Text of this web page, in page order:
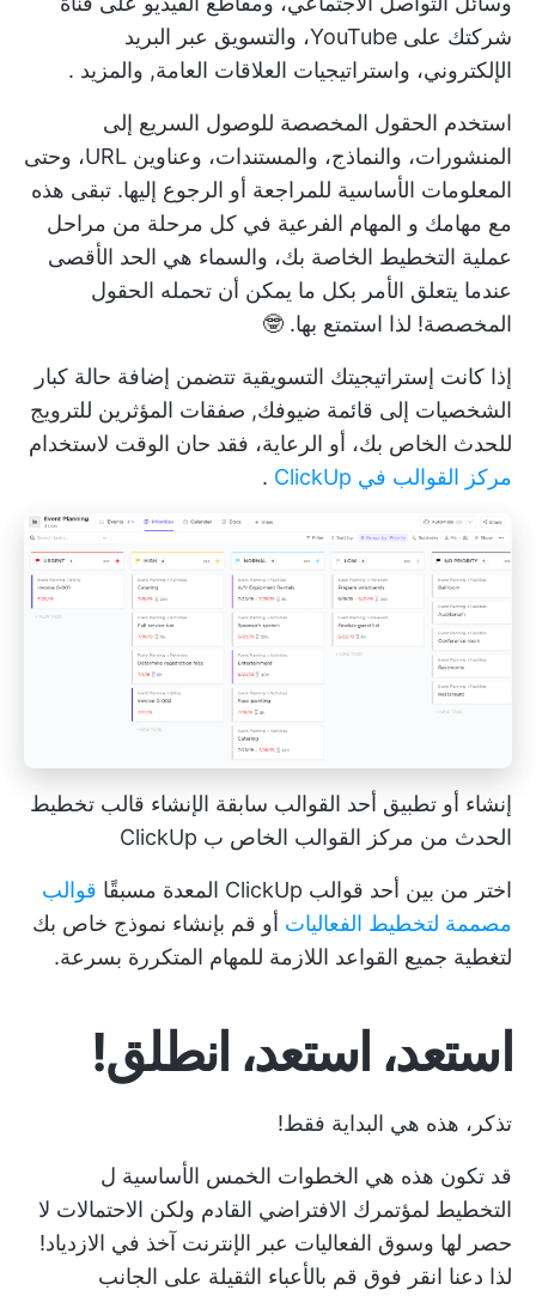
شركتك على YouTube، والتسويق عبر البريد
الإلكتروني، واستراتيجيات العلاقات العامة, والمزيد .
استخدم الحقول المخصصة للوصول السريع إلى
المنشورات، والنماذج، والمستندات، وعناوين URL، وحتى
المعلومات الأساسية للمراجعة أو الرجوع إليها. تبقى هذه
مع مهامك و المهام الفرعية في كل مرحلة من مراحل
عملية التخطيط الخاصة بك، والسماء هي الحد الأقصى
عندما يتعلق الأمر بكل ما يمكن أن تحمله الحقول
المخصصة! لذا استمتع بها. 🤓
إذا كانت إستراتيجيتك التسويقية تتضمن إضافة حالة كبار
الشخصيات إلى قائمة ضيوفك, صفقات المؤثرين للترويج
للحدث الخاص بك، أو الرعاية، فقد حان الوقت لاستخدام
مركز القوالب في ClickUp
.
إنشاء أو تطبيق أحد القوالب سابقة الإنشاء قالب تخطيط
الحدث من مركز القوالب الخاص ب ClickUp
اختر من بين أحد قوالب ClickUp المعدة مسبقًا
قوالب
مصممة لتخطيط الفعاليات أو قم بإنشاء نموذج خاص بك
لتغطية جميع القواعد اللازمة للمهام المتكررة بسرعة.
استعد، استعد، انطلق!
تذكر، هذه هي البداية فقط!
قد تكون هذه هي الخطوات الخمس الأساسية ل
التخطيط لمؤتمرك الافتراضي القادم ولكن الاحتمالات لا
حصر لها وسوق الفعاليات عبر الإنترنت آخذ في الازدياد!
لذا دعنا انقر فوق قم بالأعباء الثقيلة على الجانب